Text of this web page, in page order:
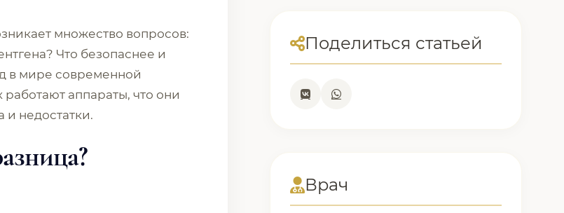
множество вопросов:
Что безопаснее и
в мире современной
аппараты, что они
недостатки.
Поделиться статьей
Врач